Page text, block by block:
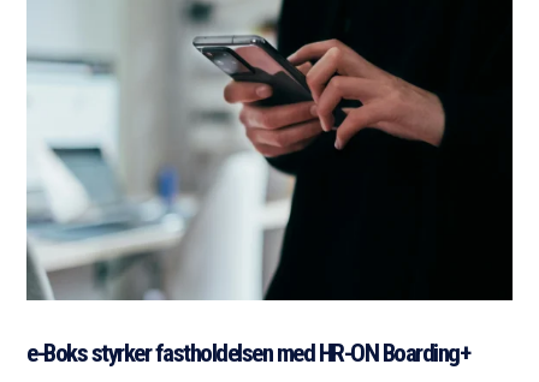
e-Boks styrker fastholdelsen med HR-ON Boarding+